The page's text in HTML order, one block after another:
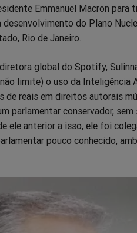
Emmanuel Macron para
do Plano
Rio de Janeiro.
global do Spotify,
limite) o uso da Inteligência
de reais em direitos autorais
parlamentar conservador, sem
ele anterior a isso, ele foi
pouco conhecido,